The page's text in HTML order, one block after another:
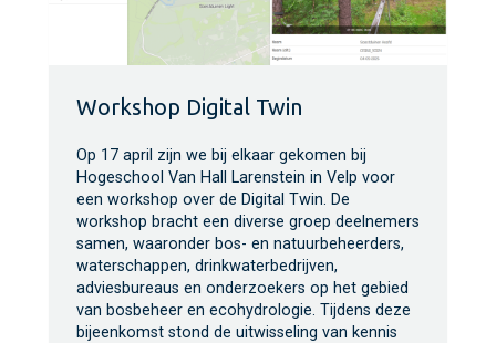
Workshop Digital Twin
Op 17 april zijn we bij elkaar gekomen bij
Hogeschool Van Hall Larenstein in Velp voor
een workshop over de Digital Twin. De
workshop bracht een diverse groep deelnemers
samen, waaronder bos- en natuurbeheerders,
waterschappen, drinkwaterbedrijven,
adviesbureaus en onderzoekers op het gebied
van bosbeheer en ecohydrologie. Tijdens deze
bijeenkomst stond de uitwisseling van kennis